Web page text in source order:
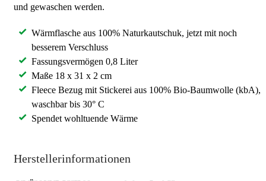
und gewaschen werden.
Wärmflasche aus 100% Naturkautschuk, jetzt mit noch
besserem Verschluss
Fassungsvermögen 0,8 Liter
Maße 18 x 31 x 2 cm
Fleece Bezug mit Stickerei aus 100% Bio-Baumwolle (kbA),
waschbar bis 30° C
Spendet wohltuende Wärme
Herstellerinformationen